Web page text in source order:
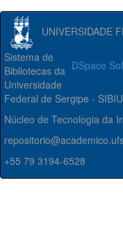
UNIVERSIDADE
DSpace
Sistema de
Bibliotecas da
Universidade
Federal de Sergipe -
Núcleo de Tecnologia da
+55 79 3194-6528